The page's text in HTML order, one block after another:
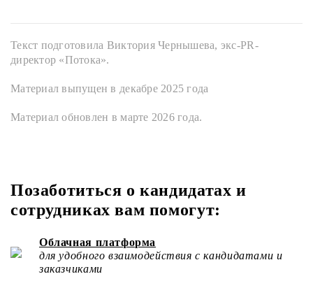
Текст подготовила Виктория Чернышева, экс-PR-
директор «Потока».
Материал выпущен в декабре 2025 года
Материал обновлен в марте 2026 года.
Позаботиться о кандидатах и
сотрудниках вам помогут:
Облачная платформа
для удобного взаимодействия с кандидатами и
заказчиками